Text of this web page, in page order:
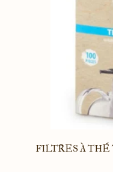
FILTRES À